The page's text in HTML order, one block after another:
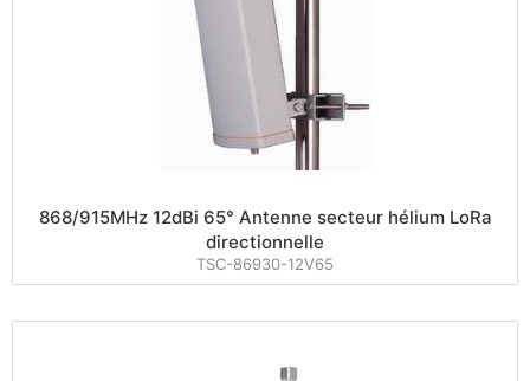
868/915MHz 12dBi 65° Antenne secteur hélium LoRa
directionnelle
TSC-86930-12V65